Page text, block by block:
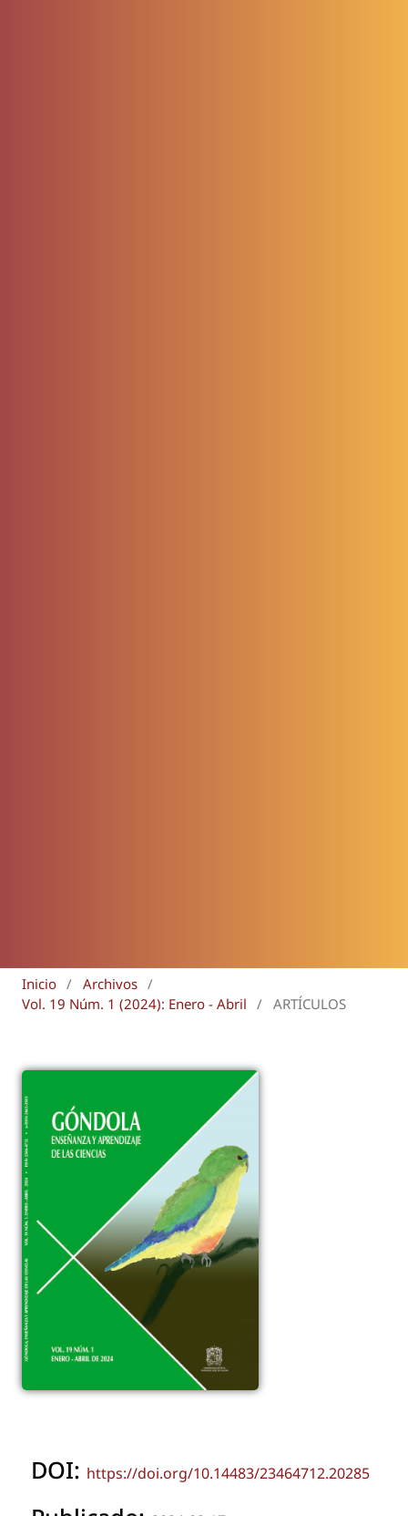
Inicio / Archivos /
Vol. 19 Núm. 1 (2024): Enero - Abril
/ ARTÍCULOS
DOI: https://doi.org/10.14483/23464712.20285